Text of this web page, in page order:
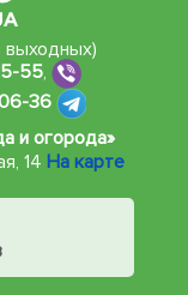
выходных)
55,
36
и огорода»
14 На карте